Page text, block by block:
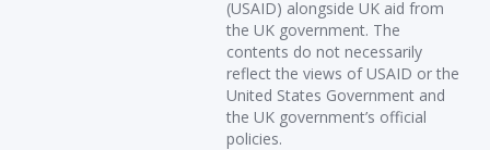
(USAID) alongside UK aid from
the UK government. The
contents do not necessarily
reflect the views of USAID or the
United States Government and
the UK government’s official
policies.